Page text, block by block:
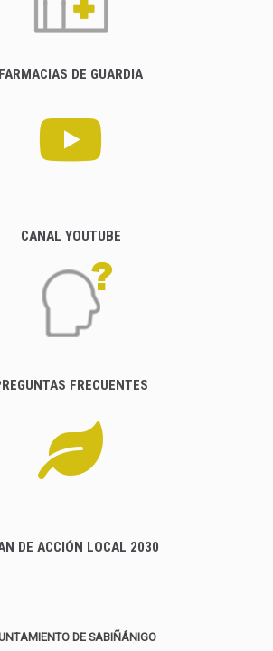
FARMACIAS DE GUARDIA
CANAL YOUTUBE
FRECUENTES
DE ACCIÓN LOCAL 2030
DE SABIÑÁNIGO